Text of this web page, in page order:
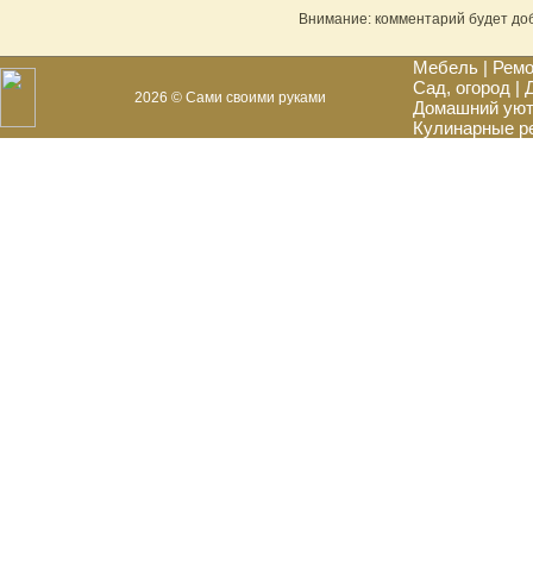
Внимание: комментарий будет
2026 © Сами своими руками
Мебель |
Сад, огород |
Домашний уют
Кулинарные